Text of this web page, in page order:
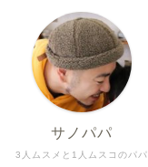
3人ムスメと1人ムスコのパパ
サノパパ